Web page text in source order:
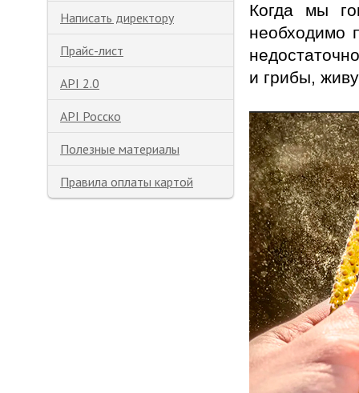
Написать директору
Прайс-лист
API 2.0
API Росско
Полезные материалы
Правила оплаты картой
Когда мы
необходимо
и грибы,